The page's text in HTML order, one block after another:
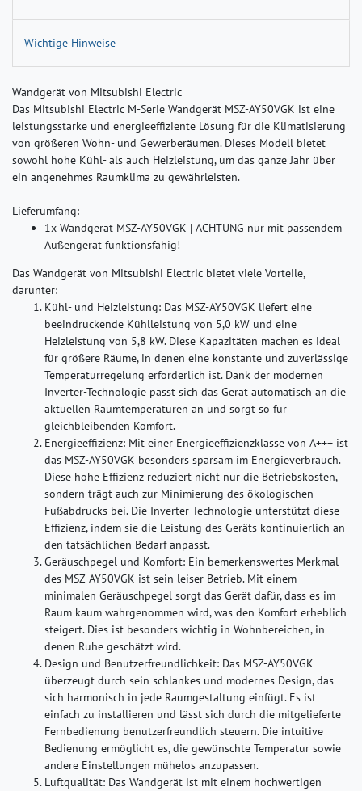
Wichtige Hinweise
Wandgerät von Mitsubishi Electric
Das Mitsubishi Electric M-Serie Wandgerät MSZ-AY50VGK ist eine
leistungsstarke und energieeffiziente Lösung für die Klimatisierung
von größeren Wohn- und Gewerberäumen. Dieses Modell bietet
sowohl hohe Kühl- als auch Heizleistung, um das ganze Jahr über
ein angenehmes Raumklima zu gewährleisten.
Lieferumfang:
1x Wandgerät MSZ-AY50VGK | ACHTUNG nur mit passendem
Außengerät funktionsfähig!
Das Wandgerät von Mitsubishi Electric bietet viele Vorteile,
darunter:
Kühl- und Heizleistung: Das MSZ-AY50VGK liefert eine
beeindruckende Kühlleistung von 5,0 kW und eine
Heizleistung von 5,8 kW. Diese Kapazitäten machen es ideal
für größere Räume, in denen eine konstante und zuverlässige
Temperaturregelung erforderlich ist. Dank der modernen
Inverter-Technologie passt sich das Gerät automatisch an die
aktuellen Raumtemperaturen an und sorgt so für
gleichbleibenden Komfort.
Energieeffizienz: Mit einer Energieeffizienzklasse von A+++ ist
das MSZ-AY50VGK besonders sparsam im Energieverbrauch.
Diese hohe Effizienz reduziert nicht nur die Betriebskosten,
sondern trägt auch zur Minimierung des ökologischen
Fußabdrucks bei. Die Inverter-Technologie unterstützt diese
Effizienz, indem sie die Leistung des Geräts kontinuierlich an
den tatsächlichen Bedarf anpasst.
Geräuschpegel und Komfort: Ein bemerkenswertes Merkmal
des MSZ-AY50VGK ist sein leiser Betrieb. Mit einem
minimalen Geräuschpegel sorgt das Gerät dafür, dass es im
Raum kaum wahrgenommen wird, was den Komfort erheblich
steigert. Dies ist besonders wichtig in Wohnbereichen, in
denen Ruhe geschätzt wird.
Design und Benutzerfreundlichkeit: Das MSZ-AY50VGK
überzeugt durch sein schlankes und modernes Design, das
sich harmonisch in jede Raumgestaltung einfügt. Es ist
einfach zu installieren und lässt sich durch die mitgelieferte
Fernbedienung benutzerfreundlich steuern. Die intuitive
Bedienung ermöglicht es, die gewünschte Temperatur sowie
andere Einstellungen mühelos anzupassen.
Luftqualität: Das Wandgerät ist mit einem hochwertigen